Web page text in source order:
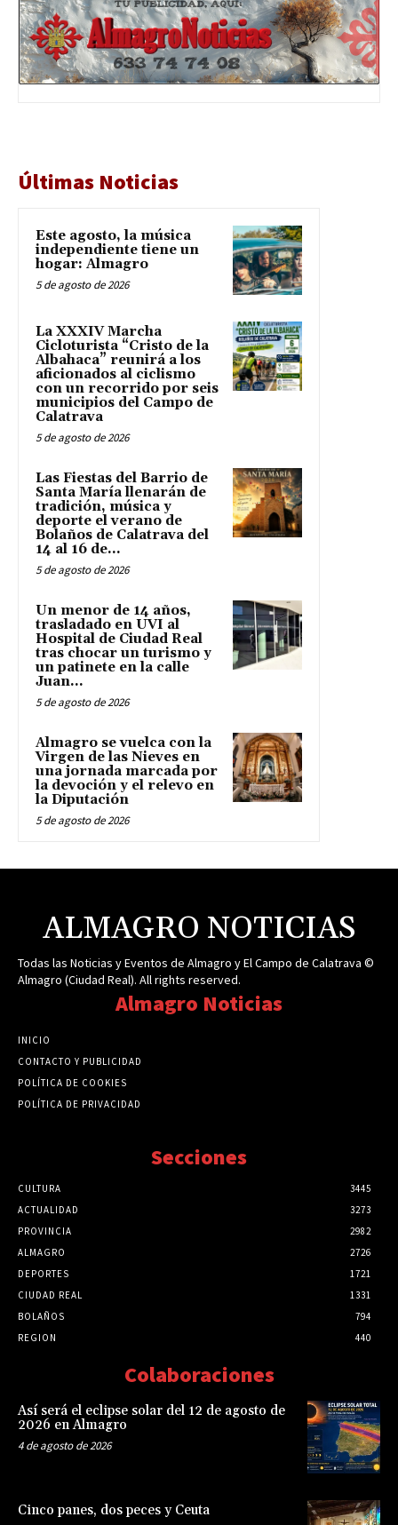
Últimas Noticias
Este agosto, la música
independiente tiene un
hogar: Almagro
5 de agosto de 2026
La XXXIV Marcha
Cicloturista “Cristo de la
Albahaca” reunirá a los
aficionados al ciclismo
con un recorrido por seis
municipios del Campo de
Calatrava
5 de agosto de 2026
Las Fiestas del Barrio de
Santa María llenarán de
tradición, música y
deporte el verano de
Bolaños de Calatrava del
14 al 16 de...
5 de agosto de 2026
Un menor de 14 años,
trasladado en UVI al
Hospital de Ciudad Real
tras chocar un turismo y
un patinete en la calle
Juan...
5 de agosto de 2026
Almagro se vuelca con la
Virgen de las Nieves en
una jornada marcada por
la devoción y el relevo en
la Diputación
5 de agosto de 2026
ALMAGRO NOTICIAS
Todas las Noticias y Eventos de Almagro y El Campo de Calatrava ©
Almagro (Ciudad Real). All rights reserved.
Almagro Noticias
INICIO
CONTACTO Y PUBLICIDAD
POLÍTICA DE COOKIES
POLÍTICA DE PRIVACIDAD
Secciones
CULTURA
3445
ACTUALIDAD
3273
PROVINCIA
2982
ALMAGRO
2726
DEPORTES
1721
CIUDAD REAL
1331
BOLAÑOS
794
REGION
440
Colaboraciones
Así será el eclipse solar del 12 de agosto de
2026 en Almagro
4 de agosto de 2026
Cinco panes, dos peces y Ceuta